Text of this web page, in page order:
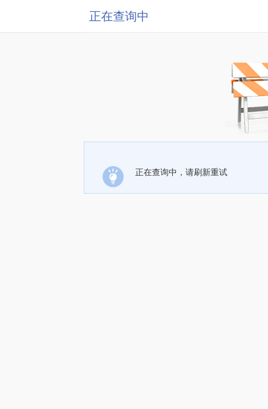
正在查询中
正在查询中，请刷新重试